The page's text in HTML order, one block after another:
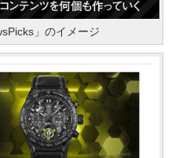
」のイメージ